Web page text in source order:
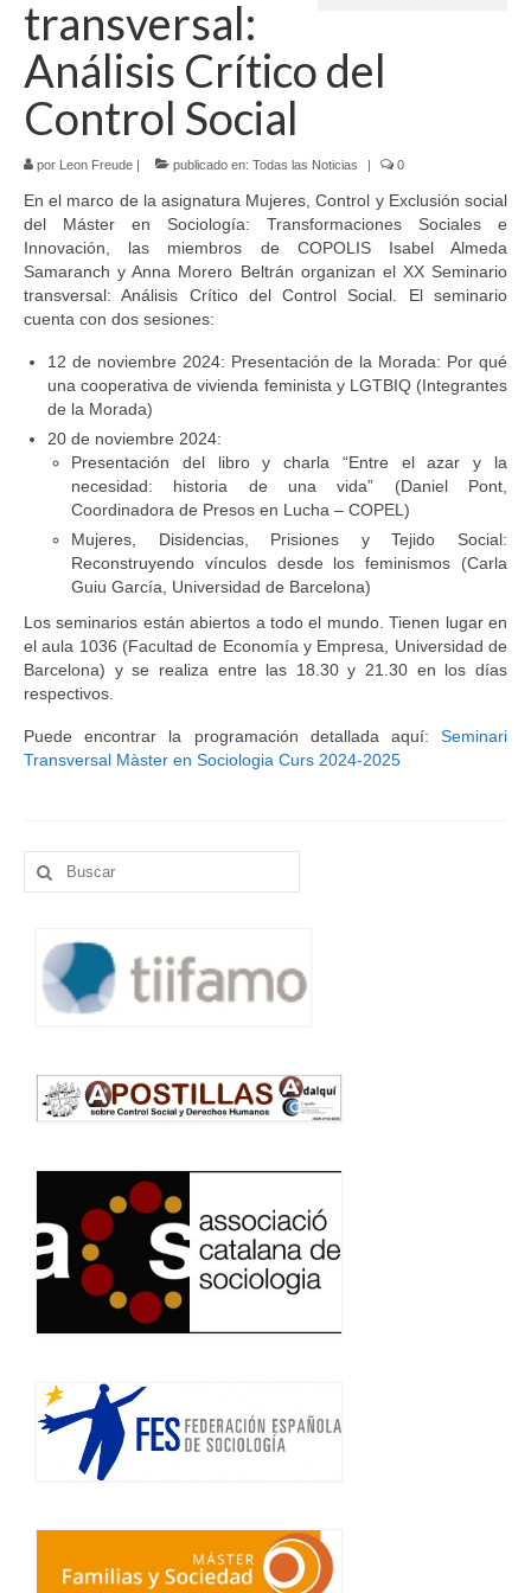
Idioma:
transversal:
Análisis Crítico del
Control Social
por Leon Freude | publicado en: Todas las Noticias | 0
En el marco de la asignatura Mujeres, Control y Exclusión social
del Máster en Sociología: Transformaciones Sociales e
Innovación, las miembros de COPOLIS Isabel Almeda
Samaranch y Anna Morero Beltrán organizan el XX Seminario
transversal: Análisis Crítico del Control Social. El seminario
cuenta con dos sesiones:
12 de noviembre 2024: Presentación de la Morada: Por qué
una cooperativa de vivienda feminista y LGTBIQ (Integrantes
de la Morada)
20 de noviembre 2024:
Presentación del libro y charla “Entre el azar y la
necesidad: historia de una vida” (Daniel Pont,
Coordinadora de Presos en Lucha – COPEL)
Mujeres, Disidencias, Prisiones y Tejido Social:
Reconstruyendo vínculos desde los feminismos (Carla
Guiu García, Universidad de Barcelona)
Los seminarios están abiertos a todo el mundo. Tienen lugar en
el aula 1036 (Facultad de Economía y Empresa, Universidad de
Barcelona) y se realiza entre las 18.30 y 21.30 en los días
respectivos.
Puede encontrar la programación detallada aquí: Seminari
Transversal Màster en Sociologia Curs 2024-2025
Buscar
por: